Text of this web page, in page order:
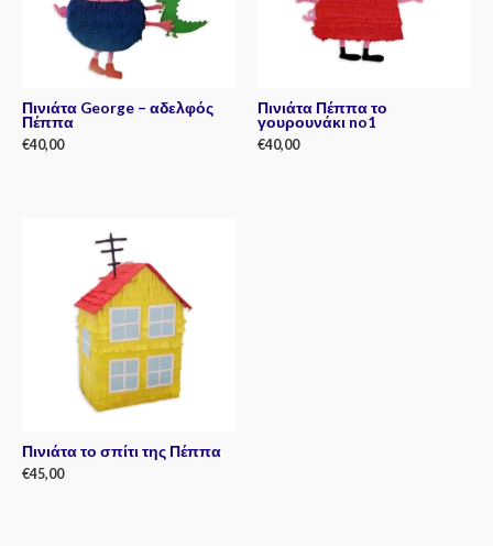
Πινιάτα George – αδελφός
Πέππα
€40,00
Πινιάτα Πέππα το
γουρουνάκι no1
€40,00
Πινιάτα το σπίτι της Πέππα
€45,00